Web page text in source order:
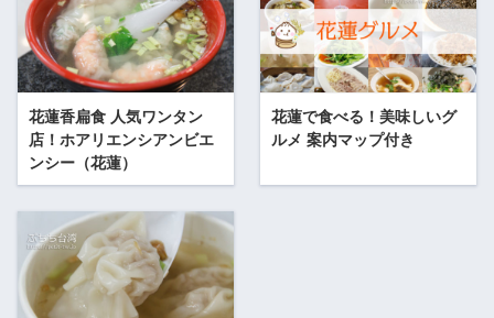
花蓮香扁食 人気ワンタン
店！ホアリエンシアンビエ
ンシー（花蓮）
花蓮で食べる！美味しいグ
ルメ 案内マップ付き